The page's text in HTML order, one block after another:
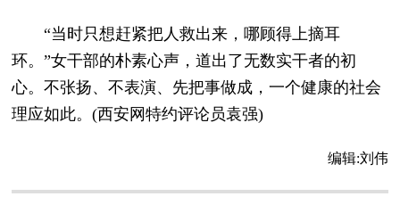
“当时只想赶紧把人救出来，哪顾得上摘耳
环。”女干部的朴素心声，道出了无数实干者的初
心。不张扬、不表演、先把事做成，一个健康的社会
理应如此。(西安网特约评论员袁强)
编辑:刘伟